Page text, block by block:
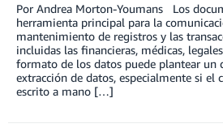
Por Andrea Morton-Youmans Los
herramienta principal para la
mantenimiento de registros y las
incluidas las financieras, médicas,
formato de los datos puede plantear un
extracción de datos, especialmente si el
escrito a mano […]